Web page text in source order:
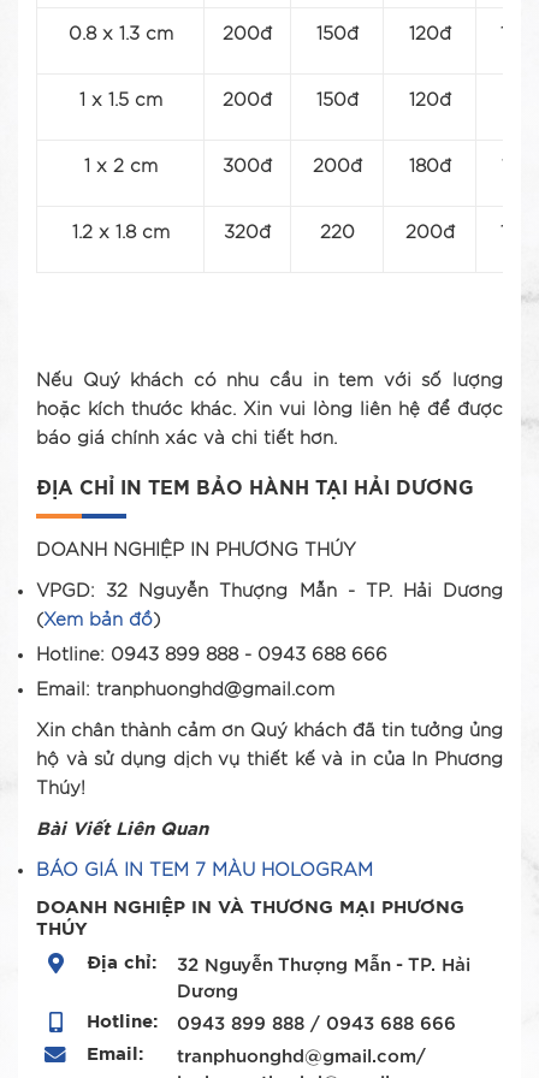
0.8 x 1.3 cm 200đ 150đ 120đ
1 x 1.5 cm 200đ 150đ 120đ
1 x 2 cm 300đ 200đ 180đ
1.2 x 1.8 cm 320đ 220 200đ
Nếu Quý khách có nhu cầu in tem với số lượng
hoặc kích thước khác. Xin vui lòng liên hệ để được
báo giá chính xác và chi tiết hơn.
ĐỊA CHỈ IN TEM BẢO HÀNH TẠI HẢI DƯƠNG
DOANH NGHIỆP IN PHƯƠNG THÚY
VPGD: 32 Nguyễn Thượng Mẫn - TP. Hải Dương
(Xem bản đồ)
Hotline: 0943 899 888 - 0943 688 666
Email: tranphuonghd@gmail.com
Xin chân thành cảm ơn Quý khách đã tin tưởng ủng
hộ và sử dụng dịch vụ thiết kế và in của In Phương
Thúy!
Bài Viết Liên Quan
BÁO GIÁ IN TEM 7 MÀU HOLOGRAM
DOANH NGHIỆP IN VÀ THƯƠNG MẠI PHƯƠNG
THÚY
Địa chỉ:
32 Nguyễn Thượng Mẫn - TP. Hải
Dương
Hotline:
0943 899 888 / 0943 688 666
Email:
tranphuonghd@gmail.com/